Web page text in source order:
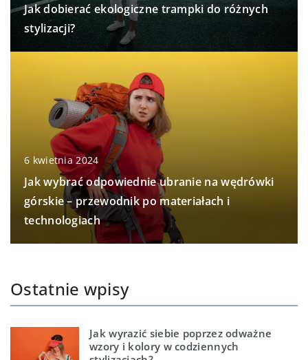
Jak dobierać ekologiczne trampki do różnych
stylizacji?
6 kwietnia 2024
Jak wybrać odpowiednie ubranie na wędrówki
górskie – przewodnik po materiałach i
technologiach
Ostatnie wpisy
Jak wyrazić siebie poprzez odważne
wzory i kolory w codziennych